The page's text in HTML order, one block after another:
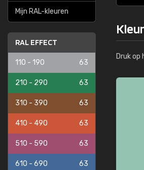
Mijn RAL-kleuren
RAL EFFECT
110 - 190 63
210 - 290 63
310 - 390 63
410 - 490 63
510 - 590 63
610 - 690 63
Druk